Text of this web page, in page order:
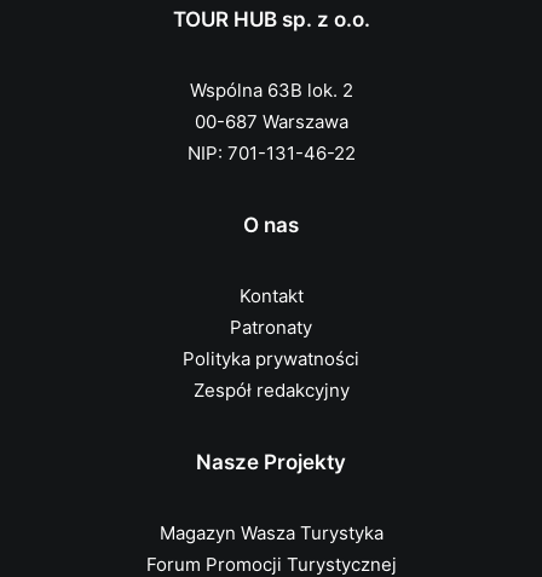
TOUR HUB sp. z o.o.
Wspólna 63B lok. 2
00-687 Warszawa
NIP: 701-131-46-22
O nas
Kontakt
Patronaty
Polityka prywatności
Zespół redakcyjny
Nasze Projekty
Magazyn Wasza Turystyka
Forum Promocji Turystycznej